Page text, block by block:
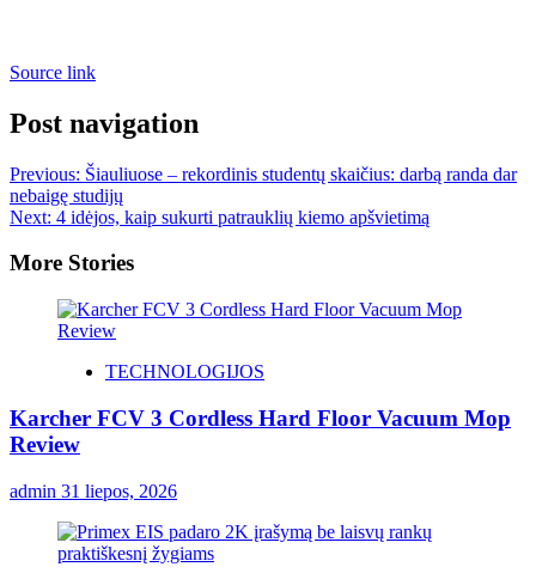
Source link
Post navigation
Previous: Šiauliuose – rekordinis studentų skaičius: darbą randa dar
nebaigę studijų
Next: 4 idėjos, kaip sukurti patrauklių kiemo apšvietimą
More Stories
TECHNOLOGIJOS
Karcher FCV 3 Cordless Hard Floor Vacuum Mop
Review
admin 31 liepos, 2026